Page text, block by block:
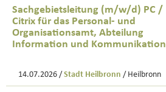
Sachgebietsleitung (m/w/d) PC /
Citrix für das Personal- und
Organisationsamt, Abteilung
Information und Kommunikation
14.07.2026 / Stadt Heilbronn / Heilbronn